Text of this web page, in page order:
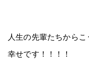
人生の先輩たちから
幸せです！！！！